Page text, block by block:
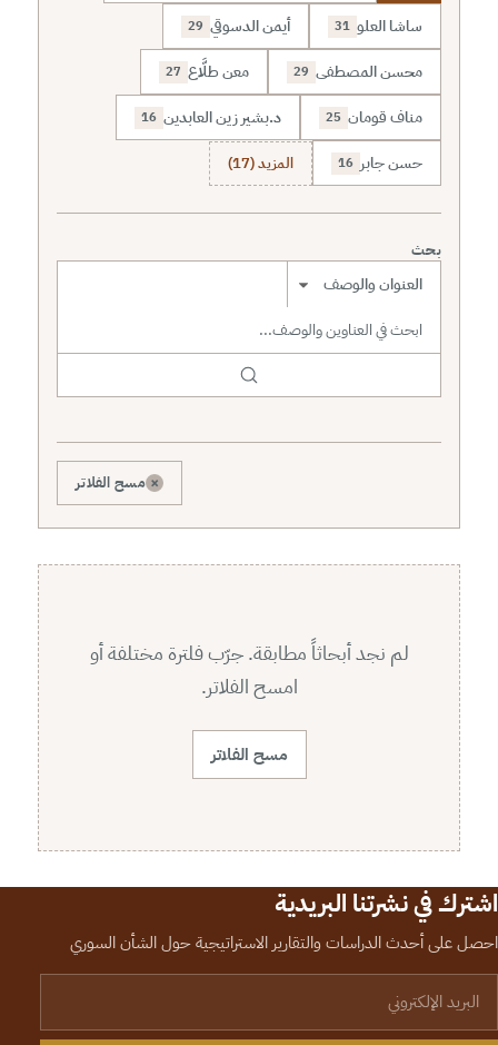
ساشا العلو 31 أيمن الدسوقي 29
محسن المصطفى 29 معن طلَّاع 27
مناف قومان 25 د.بشير زين العابدين 16
حسن جابر 16 المزيد (17)
بحث
نطاق البحث
× مسح الفلاتر
لم نجد أبحاثاً مطابقة. جرّب فلترة مختلفة أو
امسح الفلاتر.
مسح الفلاتر
اشترك في نشرتنا البريدية
احصل على أحدث الدراسات والتقارير الاستراتيجية حول الشأن السوري